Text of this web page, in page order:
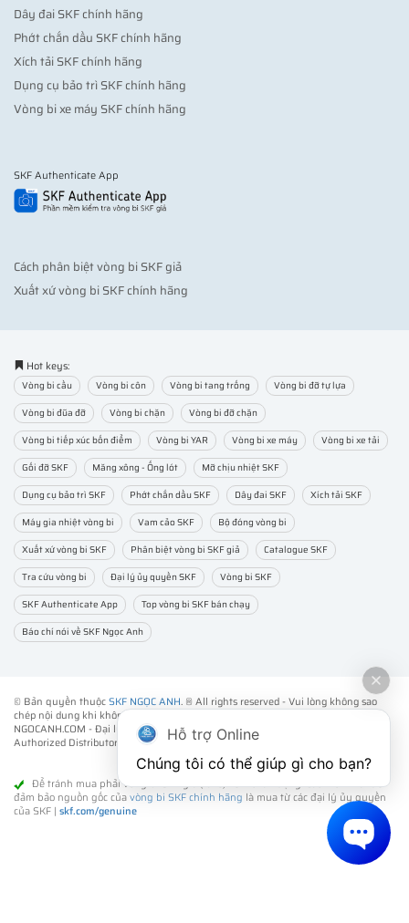
Dây đai SKF chính hãng
Phớt chắn dầu SKF chính hãng
Xích tải SKF chính hãng
Dụng cụ bảo trì SKF chính hãng
Vòng bi xe máy SKF chính hãng
SKF Authenticate App
Cách phân biệt vòng bi SKF giả
Xuất xứ vòng bi SKF chính hãng
Hot keys:
Vòng bi cầu Vòng bi côn Vòng bi tang trống
Vòng bi đỡ tự lựa
Vòng bi đũa đỡ
Vòng bi chặn
Vòng bi đỡ chặn
Vòng bi tiếp xúc bốn điểm
Vòng bi YAR Vòng bi xe máy
Vòng bi xe tải
Gối đỡ SKF
Măng xông - Ống lót
Mỡ chịu nhiệt SKF
Dụng cụ bảo trì SKF
Phớt chắn dầu SKF Dây đai SKF
Xích tải SKF
Máy gia nhiệt vòng bi
Vam cảo SKF
Bộ đóng vòng bi
Xuất xứ vòng bi SKF
Phân biệt vòng bi SKF giả
Catalogue SKF
Tra cứu vòng bi
Đại lý ủy quyền SKF
Vòng bi SKF
SKF Authenticate App
Top vòng bi SKF bán chạy
Báo chí nói về SKF Ngọc Anh
© Bản quyền thuộcSKF NGỌC ANH. ® All rights reserved - Vui lòng không sao
chép nội dung khi không được sự đồng ý của chúng tôi.
NGOCANH.COM - Đại lý ủy quyền vòng bi bạc đạn SKF chính hãng -
Authorized Distributor - Phân phối các sản phẩm SKF chính hãng tại Việt Nam.
Để tránh mua phải vòng bi SKF giả (fake) kém chất lượng. Cách tốt nhất để
đảm bảo nguồn gốc củavòng bi SKF chính hãng là mua từ các đại lý ủy quyền
của SKF | skf.com/genuine
Hỗ trợ Online
Chúng tôi có thể giúp gì cho bạn?